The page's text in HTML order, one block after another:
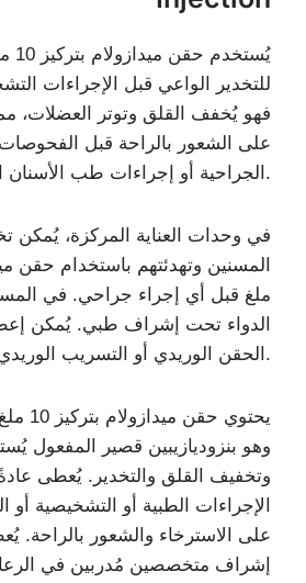
للتخدير الواعي قبل الإجراءات
فهو يُخفف القلق وتوتر العضلات،
على الشعور بالراحة قبل الفحوصات
الجراحية أو إجراءات طب الأسنان البسيطة.
في وحدات العناية المركزة، يُمكن
ملغ قبل أي إجراء جراحي. في
الدواء تحت إشراف طبي. يُمكن
الحقن الوريدي أو التسريب الوريدي.
يحتوي
وهو بنزوديازيبين قصير المفعول
وتخفيف القلق والتخدير. يُعطى
الإجراءات الطبية أو التشخيصية أو
على الاسترخاء والشعور بالراحة.
إشراف متخصصين مُدربين في